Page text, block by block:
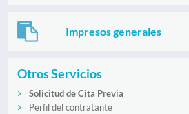
Impresos generales
Otros Servicios
Solicitud de Cita Previa
Perfil del contratante